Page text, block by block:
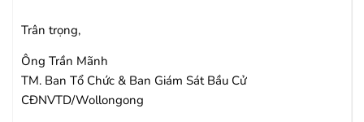
Trân trọng,
Ông Trần Mãnh
TM. Ban Tổ Chức & Ban Giám Sát Bầu Cử
CĐNVTD/Wollongong